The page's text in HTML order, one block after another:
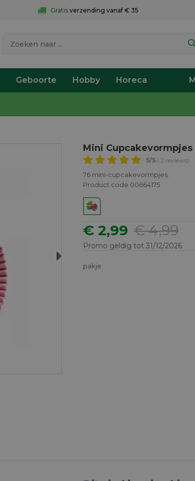
Gratis verzending vanaf € 35
Geboorte Hobby Horeca
Next
Mini Cupcakevormpjes
5/5 ( 2 reviews)
76 mini-cupcakevormpjes.
Product code 00664175
€ 4,99
€ 2,99
Promo geldig tot 31/12/2026
pakje